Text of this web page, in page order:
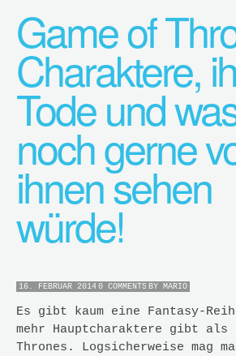
Game of
Charaktere,
Tode und
noch gerne
ihnen sehen
würde!
16. FEBRUAR 2014 0 COMMENTS BY MARIO
Es gibt kaum eine Fantasy-
mehr Hauptcharaktere gibt als
Thrones. Logsicherweise mag